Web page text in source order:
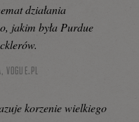
działania
jakim była Purdue
VOGUE.PL
korzenie wielkiego